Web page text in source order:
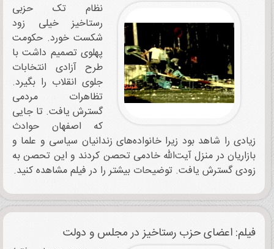
نظام تک حزبی
رستاخیز خیلی زود
شکست خورد. حکومت
پهلوی تصمیم داشت با
طرح آزادی انتخابات
جلوی انقلاب را بگیرد.
تظاهرات مردمی
گسترش یافت. تا جایی
که اصفهان حوادث
زیادی را شاهد بود زیرا خانواده‌های زندانیان سیاسی و علما و
بازاریان در منزل آیت‌الله خادمی تحصن کردند و این تحصن به
زودی گسترش یافت. توضیحات بیشتر را در فیلم مشاهده کنید.
فیلم: اعضای حزب رستاخیز در مجلس و دولت